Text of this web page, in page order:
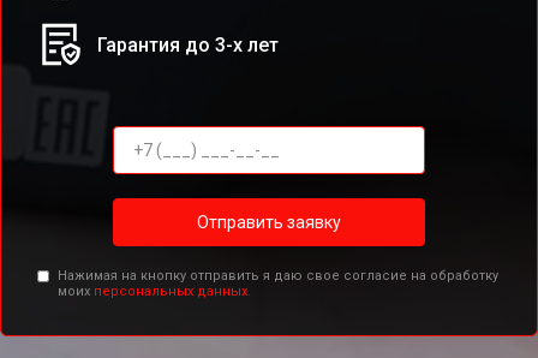
Гарантия до 3-х лет
Отправить заявку
Нажимая на кнопку отправить я даю свое согласие на обработку
моих персональных данных.